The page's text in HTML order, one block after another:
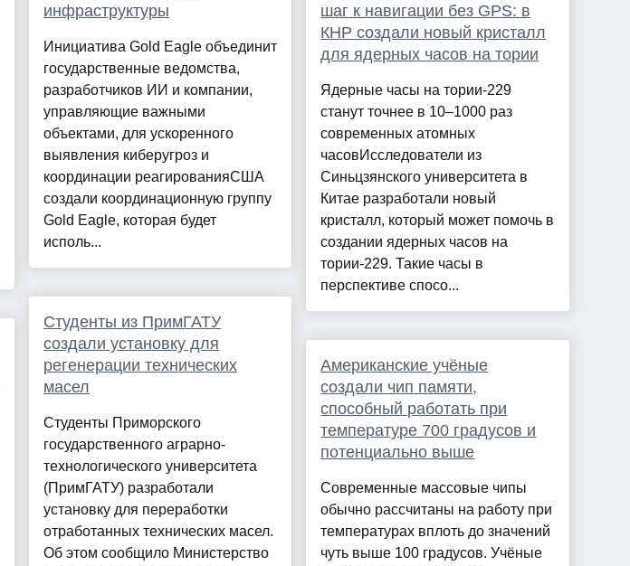
инфраструктуры
Инициатива Gold Eagle объединит
государственные ведомства,
разработчиков ИИ и компании,
управляющие важными
объектами, для ускоренного
выявления киберугроз и
координации реагированияСША
создали координационную группу
Gold Eagle, которая будет
исполь...
Студенты из ПримГАТУ
создали установку для
регенерации технических
масел
Студенты Приморского
государственного аграрно-
технологического университета
(ПримГАТУ) разработали
установку для переработки
отработанных технических масел.
Об этом сообщило Министерство
шаг к навигации без GPS: в
КНР создали новый кристалл
для ядерных часов на тории
Ядерные часы на тории-229
станут точнее в 10–1000 раз
современных атомных
часовИсследователи из
Синьцзянского университета в
Китае разработали новый
кристалл, который может помочь в
создании ядерных часов на
тории-229. Такие часы в
перспективе спосо...
Американские учёные
создали чип памяти,
способный работать при
температуре 700 градусов и
потенциально выше
Современные массовые чипы
обычно рассчитаны на работу при
температурах вплоть до значений
чуть выше 100 градусов. Учёные